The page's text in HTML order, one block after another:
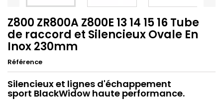
Z800 ZR800A Z800E 13 14 15 16 Tube
de raccord et Silencieux Ovale En
Inox 230mm
Référence
Silencieux et lignes d'échappement
sport BlackWidow haute performance.